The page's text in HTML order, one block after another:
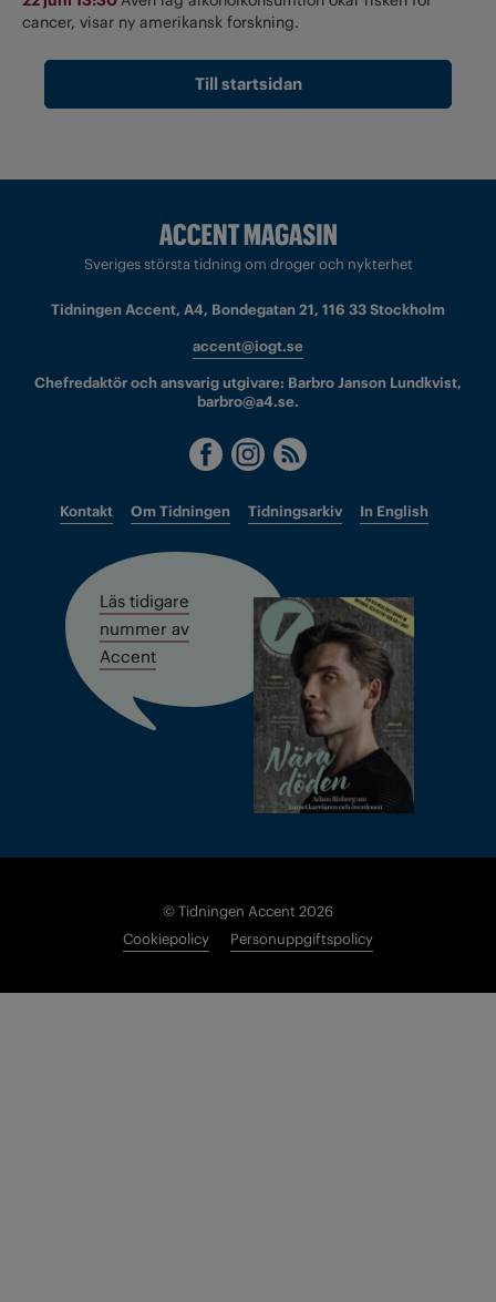
cancer, visar ny amerikansk forskning.
Till startsidan
Sveriges största tidning om droger och nykterhet
Tidningen Accent, A4, Bondegatan 21, 116 33 Stockholm
accent@iogt.se
Chefredaktör och ansvarig utgivare: Barbro Janson Lundkvist,
barbro@a4.se.
Kontakt Om Tidningen Tidningsarkiv In English
Läs tidigare
nummer av
Accent
© Tidningen Accent 2026
Cookiepolicy
Personuppgiftspolicy